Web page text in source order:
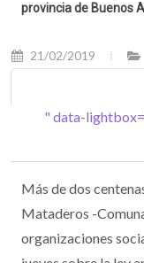
provincia de Buenos
21/02/2019
" data-
Más de dos
Mataderos -
organizaciones